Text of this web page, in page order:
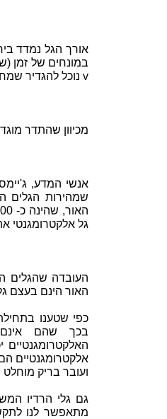
אורך הגל נמדד
v נוכל להגדיר שמחזור T אחד של הגל נמשך בפרק זמן של –
מכיוון שהתדר
אנשי המדע,
שמהירות הגלים
האור, שהינה כ-
גל אלקטרומגנטי
העובדה שהגלים
האור הינם בעצם
כפי שטענו
בכך שהם אינם
אלקטרומגנטיים
ועובר בריק מוחלט
גם גלי הרדיו
מתאפשר לנו